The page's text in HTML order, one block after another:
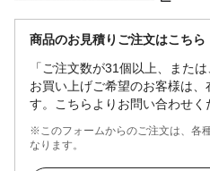
商品のお見積りご注文はこちら
「ご注文数が31個以上、また
お買い上げご希望のお客様は
す。こちらよりお問い合わせく
※このフォームからのご注文は、各
なります。